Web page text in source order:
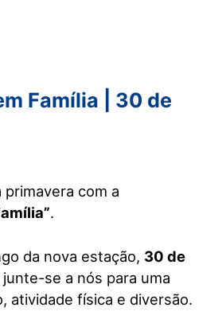
Família | 30 de
primavera com a
.
da nova estação, 30 de
junte-se a nós para uma
atividade física e diversão.